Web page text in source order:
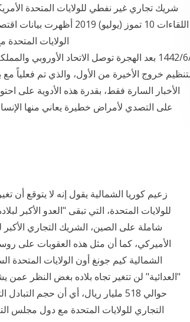
شريك تجاري غير نفطي للولايات المتحدة
اللقاءات 10 تموز (يوليو)
الأخبار السارة فقط، بقدرة هذه الأدوية على
على التصدي لأمراض خطيرة يعاني منها
زعيم كوريا الشمالية يقول إنه لا يتوقع أن
للولايات المتحدة، التي تبقى "العدو الأكبر
شاملة على الصين، الشريك التجاري الأكبر
الأميركي، كما أن مثل هذه العقوبات على
الشمالية كيم جونغ أون الولايات المتحدة